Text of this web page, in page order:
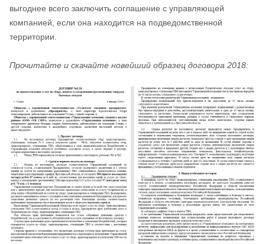
выгоднее всего заключить соглашение с управляющей
компанией, если она находится на подведомственной
территории.
Прочитайте и скачайте новейший образец договора 2018: